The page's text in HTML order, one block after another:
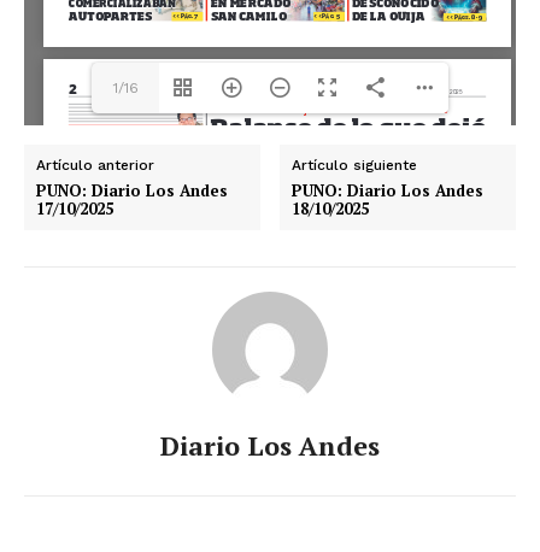
1/16
Artículo anterior
PUNO: Diario Los Andes
17/10/2025
Artículo siguiente
PUNO: Diario Los Andes
18/10/2025
Diario Los Andes